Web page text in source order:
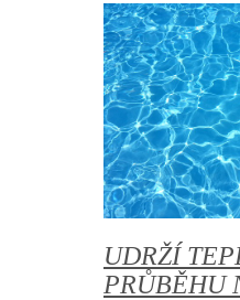
UDRŽÍ
PRŮBĚHU